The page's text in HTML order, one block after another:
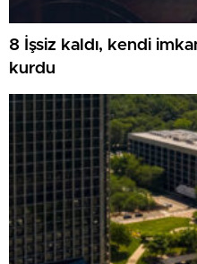
8 İşsiz kaldı, kendi
kurdu